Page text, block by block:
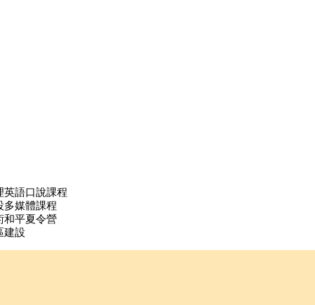
英語口說課程
多媒體課程
和平夏令營
建設